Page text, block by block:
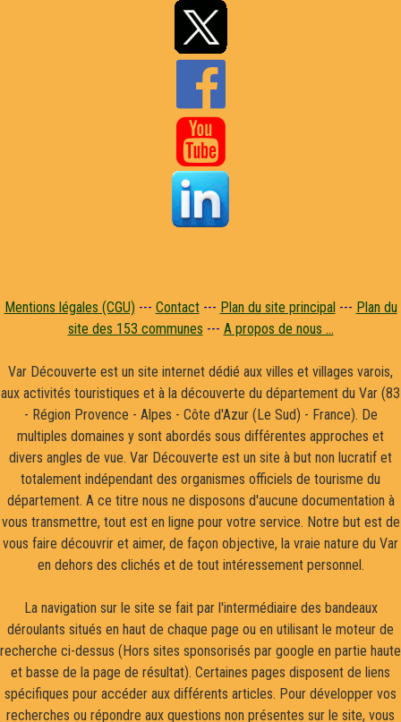


Mentions légales (CGU) --- Contact--- Plan du site principal--- Plan du
site des 153 communes --- A propos de nous ...
Var Découverte est un site internet dédié aux villes et villages varois,
aux activités touristiques et à la découverte du département du Var (83
- Région Provence - Alpes - Côte d'Azur (Le Sud) - France). De
multiples domaines y sont abordés sous différentes approches et
divers angles de vue. Var Découverte est un site à but non lucratif et
totalement indépendant des organismes officiels de tourisme du
département. A ce titre nous ne disposons d'aucune documentation à
vous transmettre, tout est en ligne pour votre service. Notre but est de
vous faire découvrir et aimer, de façon objective, la vraie nature du Var
en dehors des clichés et de tout intéressement personnel.
La navigation sur le site se fait par l'intermédiaire des bandeaux
déroulants situés en haut de chaque page ou en utilisant le moteur de
recherche ci-dessus (Hors sites sponsorisés par google en partie haute
et basse de la page de résultat). Certaines pages disposent de liens
spécifiques pour accéder aux différents articles. Pour développer vos
recherches ou répondre aux questions non présentes sur le site, vous